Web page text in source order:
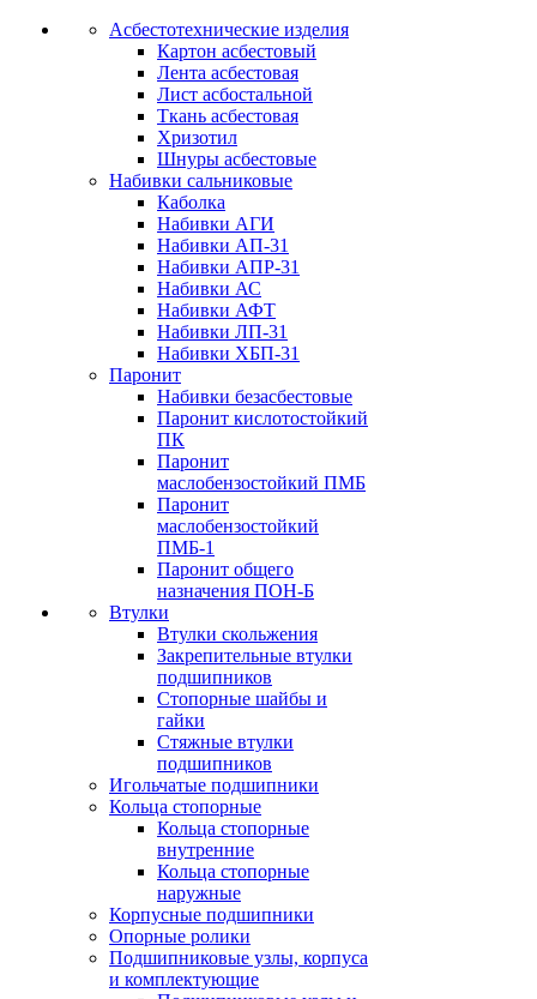
Асбестотехнические изделия
Картон асбестовый
Лента асбестовая
Лист асбостальной
Ткань асбестовая
Хризотил
Шнуры асбестовые
Набивки сальниковые
Каболка
Набивки АГИ
Набивки АП-31
Набивки АПР-31
Набивки АС
Набивки АФТ
Набивки ЛП-31
Набивки ХБП-31
Паронит
Набивки безасбестовые
Паронит кислотостойкий
ПК
Паронит
маслобензостойкий ПМБ
Паронит
маслобензостойкий
ПМБ-1
Паронит общего
назначения ПОН-Б
Втулки
Втулки скольжения
Закрепительные втулки
подшипников
Стопорные шайбы и
гайки
Стяжные втулки
подшипников
Игольчатые подшипники
Кольца стопорные
Кольца стопорные
внутренние
Кольца стопорные
наружные
Корпусные подшипники
Опорные ролики
Подшипниковые узлы, корпуса
и комплектующие